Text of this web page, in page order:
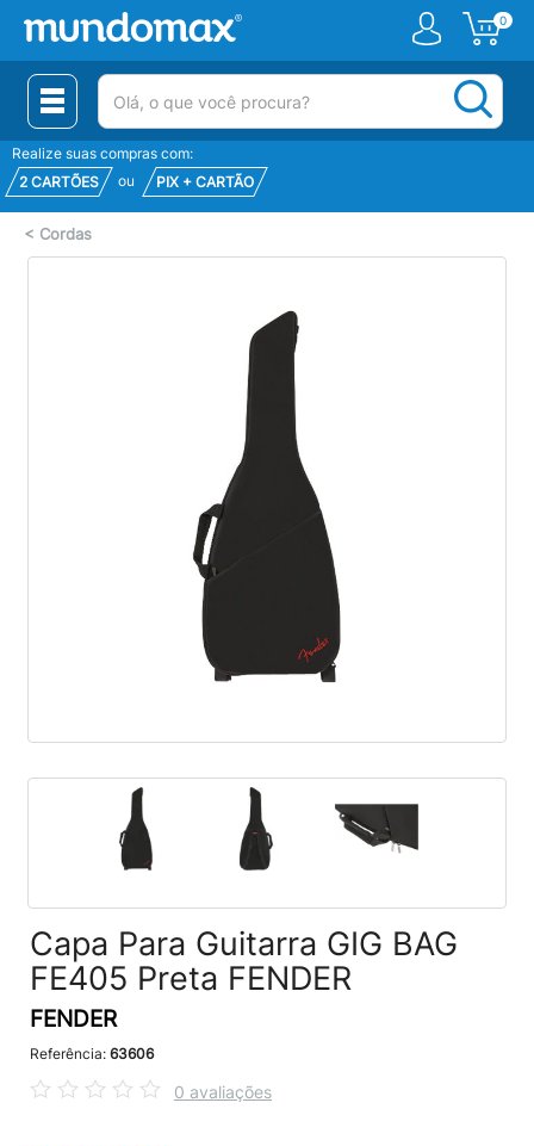
0
(pesquisar)
Realize suas compras com:
2 CARTÕES
ou PIX + CARTÃO
< Cordas
Capa Para Guitarra GIG BAG
FE405 Preta FENDER
FENDER
Referência: 63606
0 avaliações